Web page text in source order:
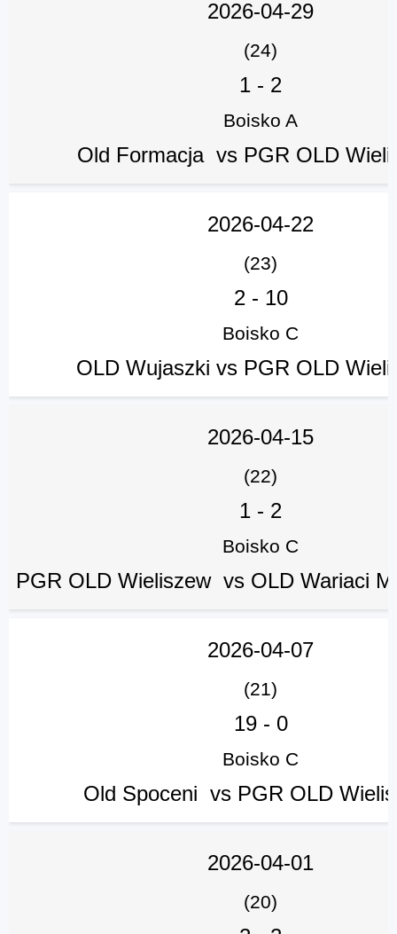
2026-04-29
(24)
1 - 2
Boisko A
Old Formacja vs PGR OLD
2026-04-22
(23)
2- 10
Boisko C
OLD Wujaszki vs PGR OLD
2026-04-15
(22)
1 - 2
Boisko C
PGR OLD Wieliszew vs OLD Wariaci
2026-04-07
(21)
19- 0
Boisko C
Old Spoceni vs PGR OLD
2026-04-01
(20)